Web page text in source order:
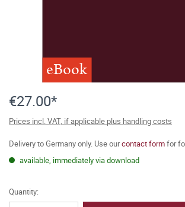
eBook
€27.00*
Prices incl. VAT, if applicable plus handling costs
Delivery to Germany only. Use ourcontact formfor
available, immediately via download
Quantity: